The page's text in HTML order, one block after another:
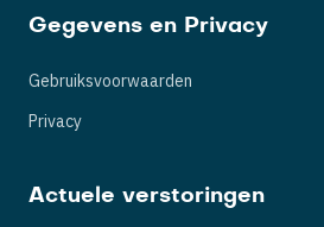
Gegevens en Privacy
Gebruiksvoorwaarden
Privacy
Actuele verstoringen